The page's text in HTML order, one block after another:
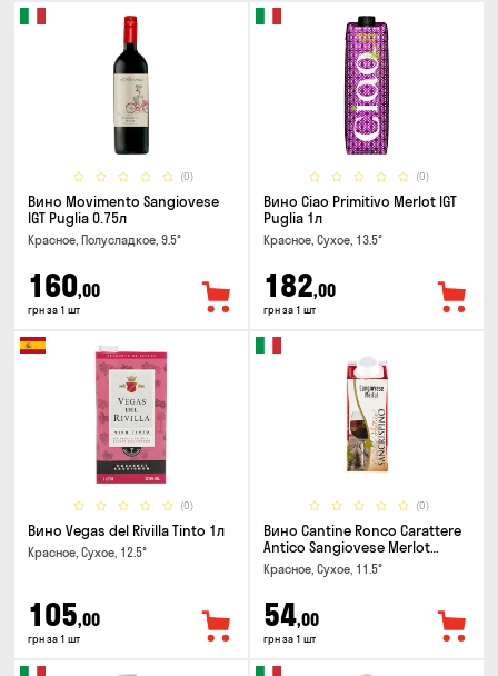
(0)
Вино Movimento Sangiovese
IGT Puglia 0.75л
Красное, Полусладкое, 9.5°
160,00
грн за 1 шт
(0)
Вино Ciao Primitivo Merlot IGT
Puglia 1л
Красное, Сухое, 13.5°
182,00
грн за 1 шт
(0)
Вино Vegas del Rivilla Tinto 1л
Красное, Сухое, 12.5°
105,00
грн за 1 шт
(0)
Вино Cantine Ronco Carattere
Antico Sangiovese Merlot
Rubicone IGT 0.25л
Красное, Сухое, 11.5°
54,00
грн за 1 шт